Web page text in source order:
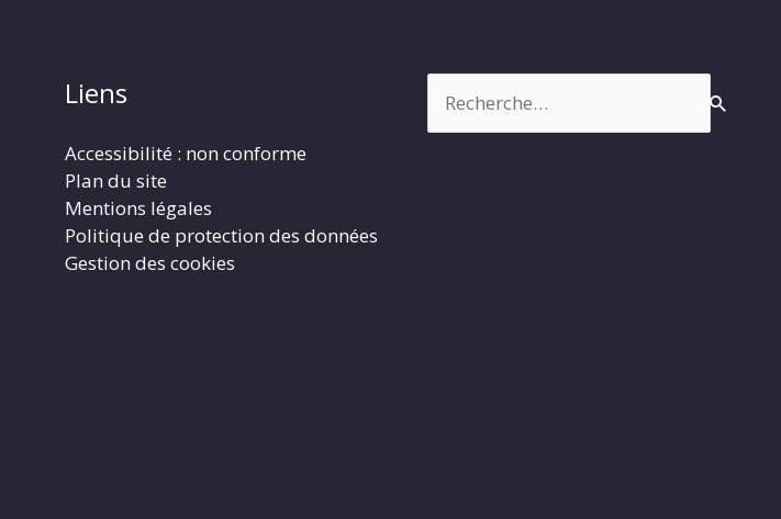
Liens
Accessibilité : non conforme
Plan du site
Mentions légales
Politique de protection des données
Gestion des cookies